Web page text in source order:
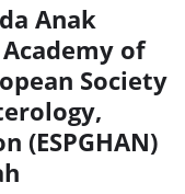
Anak
of
Society
(ESPGHAN)